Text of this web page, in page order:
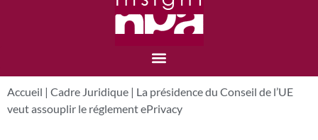
Accueil | Cadre Juridique | La présidence du Conseil de l’UE
veut assouplir le réglement ePrivacy